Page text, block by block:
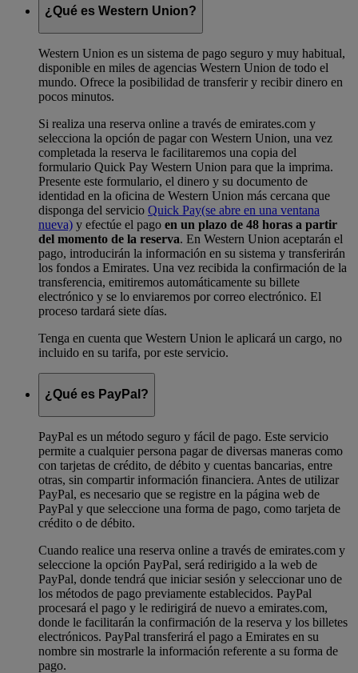
¿Qué es Western Union?
Western Union es un sistema de pago seguro y muy habitual,
disponible en miles de agencias Western Union de todo el
mundo. Ofrece la posibilidad de transferir y recibir dinero en
pocos minutos.
Si realiza una reserva online a través de emirates.com y
selecciona la opción de pagar con Western Union, una vez
completada la reserva le facilitaremos una copia del
formulario Quick Pay Western Union para que la imprima.
Presente este formulario, el dinero y su documento de
identidad en la oficina de Western Union más cercana que
disponga del servicio Quick Pay(se abre en una ventana
nueva) y efectúe el pago en un plazo de 48 horas a partir
del momento de la reserva. En Western Union aceptarán el
pago, introducirán la información en su sistema y transferirán
los fondos a Emirates. Una vez recibida la confirmación de la
transferencia, emitiremos automáticamente su billete
electrónico y se lo enviaremos por correo electrónico. El
proceso tardará siete días.
Tenga en cuenta que Western Union le aplicará un cargo, no
incluido en su tarifa, por este servicio.
¿Qué es PayPal?
PayPal es un método seguro y fácil de pago. Este servicio
permite a cualquier persona pagar de diversas maneras como
con tarjetas de crédito, de débito y cuentas bancarias, entre
otras, sin compartir información financiera. Antes de utilizar
PayPal, es necesario que se registre en la página web de
PayPal y que seleccione una forma de pago, como tarjeta de
crédito o de débito.
Cuando realice una reserva online a través de emirates.com y
seleccione la opción PayPal, será redirigido a la web de
PayPal, donde tendrá que iniciar sesión y seleccionar uno de
los métodos de pago previamente establecidos. PayPal
procesará el pago y le redirigirá de nuevo a emirates.com,
donde le facilitarán la confirmación de la reserva y los billetes
electrónicos. PayPal transferirá el pago a Emirates en su
nombre sin mostrarle la información referente a su forma de
pago.